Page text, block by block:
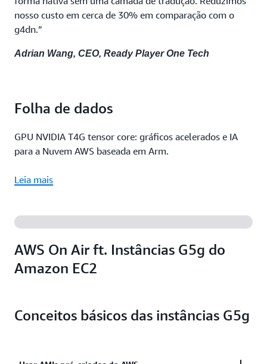
nosso custo em cerca de 30% em comparação com o
g4dn.”
Adrian Wang, CEO, Ready Player One Tech
Folha de dados
GPU NVIDIA T4G tensor core: gráficos acelerados e IA
para a Nuvem AWS baseada em Arm.
Leia mais
AWS On Air ft. Instâncias G5g do
Amazon EC2
Conceitos básicos das instâncias G5g